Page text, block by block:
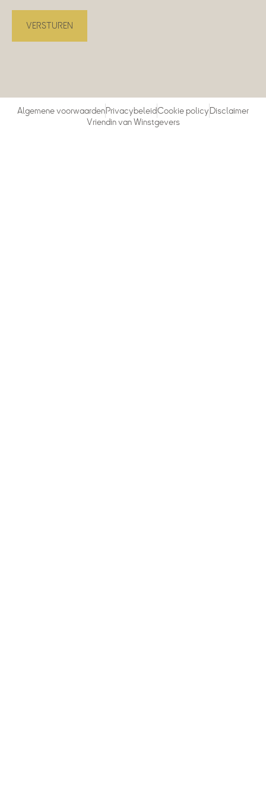
Algemene voorwaardenPrivacybeleidCookie policyDisclaimer
Vriendin van Winstgevers